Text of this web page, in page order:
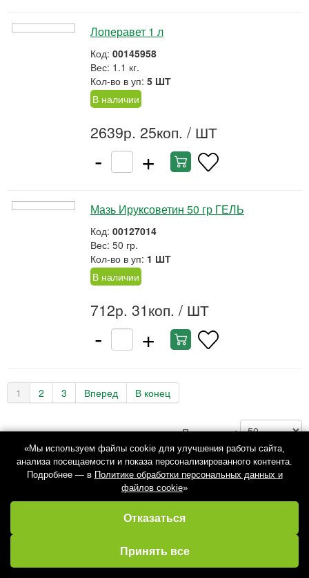
Избранное Кабинет
Лоперавет 1 л
Код: 00145958
Вес: 1.1 кг.
Кол-во в уп: 5 ШТ
В наличии
2639р. 25коп. / ШТ
- +
Мазь Ируксоветин 50 гр ГЕЛЬ
Код: 00127014
Вес: 50 гр.
Кол-во в уп: 1 ШТ
В наличии
712р. 31коп. / ШТ
- +
1 2 3 Вперед В конец
Показывать:
«Мы используем файлы cookie для улучшения работы сайта,
анализа посещаемости и показа персонализированного контента.
Подробнее — в Политике обработки персональных данных и
файлов cookie»
Отказаться
Принять все